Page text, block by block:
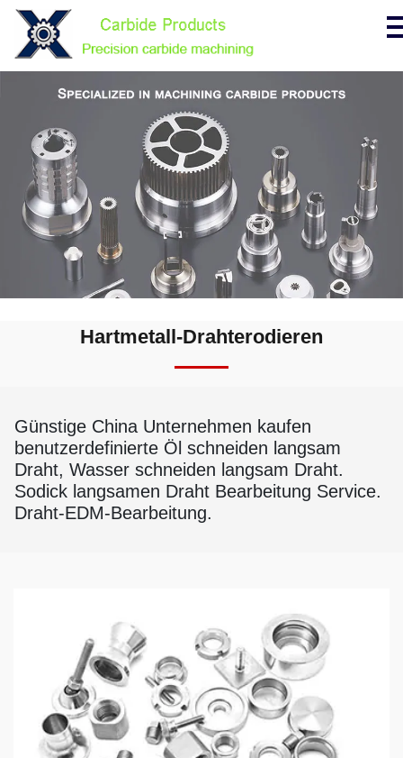
Hartmetall-Drahterodieren
Günstige China Unternehmen kaufen
benutzerdefinierte Öl schneiden langsam
Draht, Wasser schneiden langsam Draht.
Sodick langsamen Draht Bearbeitung Service.
Draht-EDM-Bearbeitung.